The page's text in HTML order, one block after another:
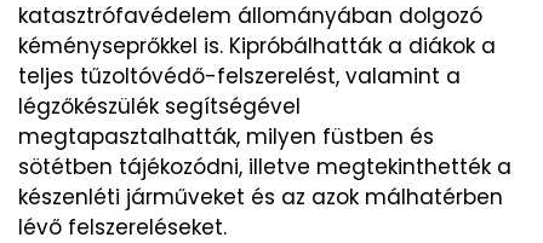
katasztrófavédelem állományában dolgozó
kéményseprőkkel is. Kipróbálhatták a diákok a
teljes tűzoltóvédő-felszerelést, valamint a
légzőkészülék segítségével
megtapasztalhatták, milyen füstben és
sötétben tájékozódni, illetve megtekinthették a
készenléti járműveket és az azok málhatérben
lévő felszereléseket.